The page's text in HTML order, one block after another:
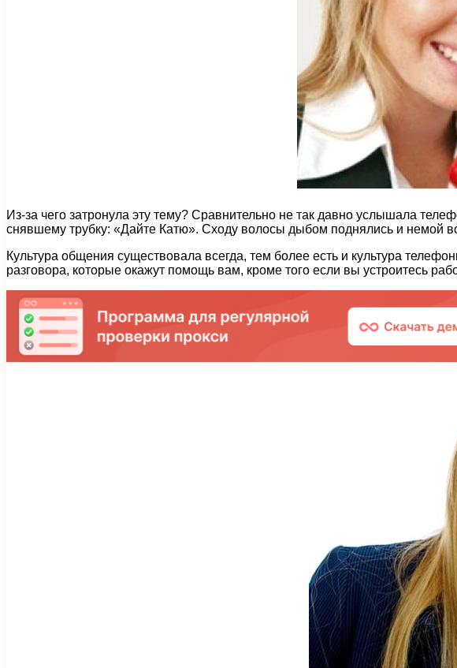
Из-за чего затронула эту тему? Сравнительно не так давно услышала
снявшему трубку: «Дайте Катю». Сходу волосы дыбом поднялись и немой
Культура общения существовала всегда, тем более есть и культура
разговора, которые окажут помощь вам, кроме того если вы устроитесь